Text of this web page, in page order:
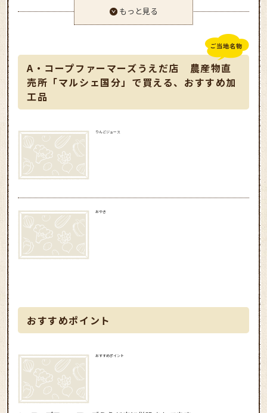
もっと見る
A・コープファーマーズうえだ店 農産物直
売所「マルシェ国分」で買える、おすすめ加
工品
りんごジュース
おやき
おすすめポイント
おすすめポイント